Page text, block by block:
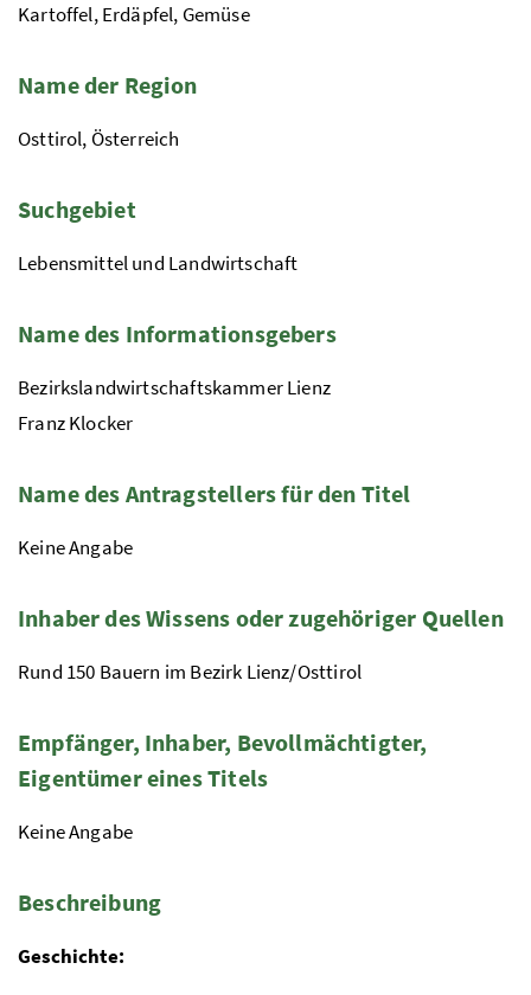
Kartoffel, Erdäpfel, Gemüse
Name der Region
Osttirol, Österreich
Suchgebiet
Lebensmittel und Landwirtschaft
Name des Informationsgebers
Bezirkslandwirtschaftskammer Lienz
Franz Klocker
Name des Antragstellers für den Titel
Keine Angabe
Inhaber des Wissens oder zugehöriger Quellen
Rund 150 Bauern im Bezirk Lienz/Osttirol
Empfänger, Inhaber, Bevollmächtigter,
Eigentümer eines Titels
Keine Angabe
Beschreibung
Geschichte: